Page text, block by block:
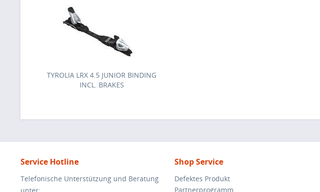
TYROLIA LRX 4.5 JUNIOR BINDING
INCL. BRAKES
Service Hotline
Telefonische Unterstützung und Beratung
Shop Service
Defektes Produkt
Partnerprogramm